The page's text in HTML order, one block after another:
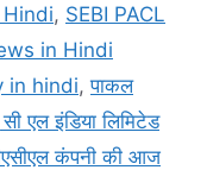
, SEBI PACL
in Hindi
in hindi,पाकल
सी एल इंडिया लिमिटेड
कंपनी की आज